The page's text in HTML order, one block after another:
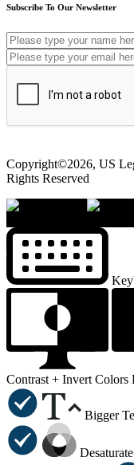
Subscribe To Our Newsletter
Copyright©2026, US
Rights Reserved
Contrast + Invert Colors
Bigger
Desaturate